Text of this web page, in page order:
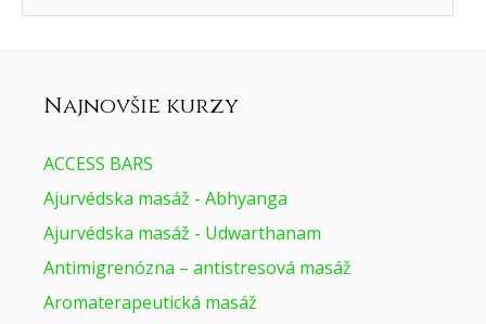
Najnovšie kurzy
ACCESS BARS
Ajurvédska masáž - Abhyanga
Ajurvédska masáž - Udwarthanam
Antimigrenózna – antistresová masáž
Aromaterapeutická masáž